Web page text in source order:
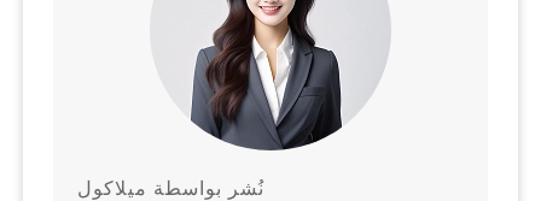
نُشر بواسطة ميلاكول